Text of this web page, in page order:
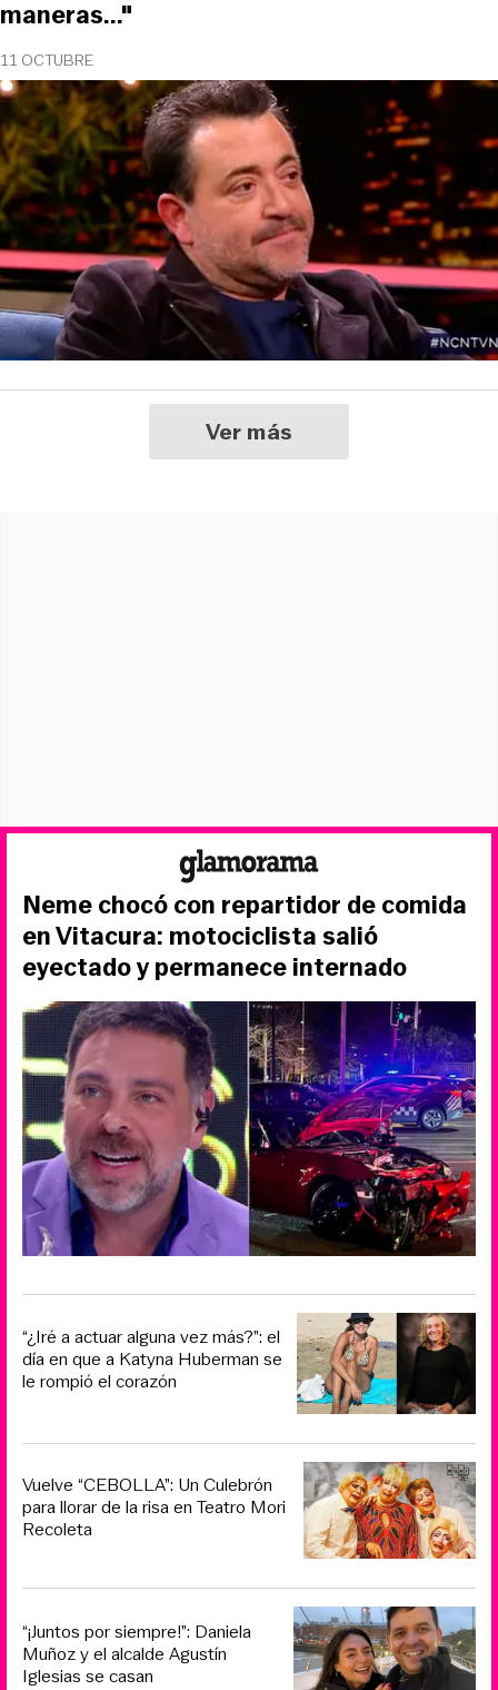
11 OCTUBRE
maneras..."
Ver más
Neme chocó con repartidor de comida
en Vitacura: motociclista salió
eyectado y permanece internado
“¿Iré a actuar alguna vez más?”: el
día en que a Katyna Huberman se
le rompió el corazón
Vuelve “CEBOLLA”: Un Culebrón
para llorar de la risa en Teatro Mori
Recoleta
“¡Juntos por siempre!”: Daniela
Muñoz y el alcalde Agustín
Iglesias se casan